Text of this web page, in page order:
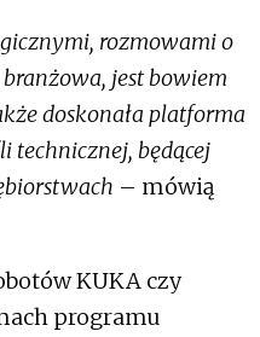
rozmowami o
jest bowiem
doskonała platforma
technicznej, będącej
– mówią
KUKA czy
programu